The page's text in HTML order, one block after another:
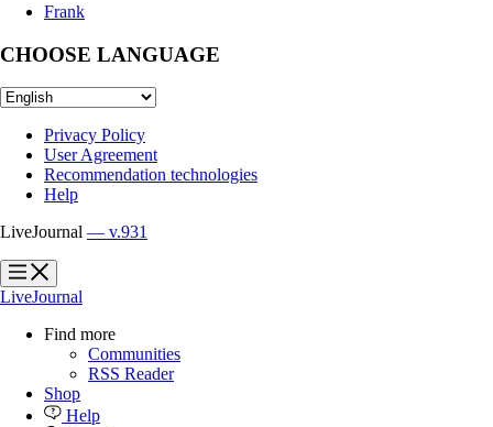
Frank
CHOOSE LANGUAGE
Privacy Policy
User Agreement
Recommendation technologies
Help
LiveJournal — v.931
?
?
LiveJournal
Find more
Communities
RSS Reader
Shop
Help